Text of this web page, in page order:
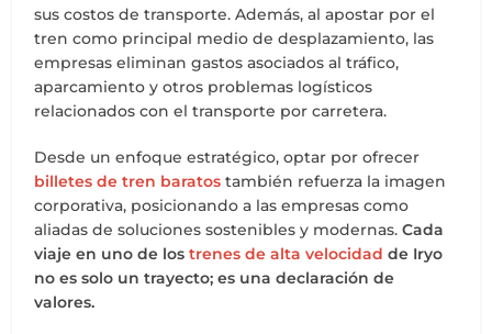
sus costos de transporte. Además, al apostar por el
tren como principal medio de desplazamiento, las
empresas eliminan gastos asociados al tráfico,
aparcamiento y otros problemas logísticos
relacionados con el transporte por carretera.
Desde un enfoque estratégico, optar por ofrecer
billetes de tren baratos también refuerza la imagen
corporativa, posicionando a las empresas como
aliadas de soluciones sostenibles y modernas.Cada
viaje en uno de lostrenes de alta velocidad de Iryo
no es solo un trayecto; es una declaración de
valores.